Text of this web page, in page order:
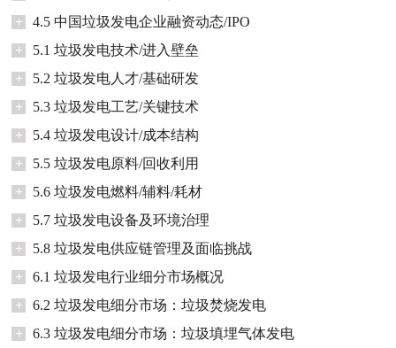
+
4.5 中国垃圾发电企业融资动态/IPO
+
5.1 垃圾发电技术/进入壁垒
+
5.2 垃圾发电人才/基础研发
+
5.3 垃圾发电工艺/关键技术
+
5.4 垃圾发电设计/成本结构
+
5.5 垃圾发电原料/回收利用
+
5.6 垃圾发电燃料/辅料/耗材
+
5.7 垃圾发电设备及环境治理
+
5.8 垃圾发电供应链管理及面临挑战
+
6.1 垃圾发电行业细分市场概况
+
6.2 垃圾发电细分市场：垃圾焚烧发电
+
6.3 垃圾发电细分市场：垃圾填埋气体发电